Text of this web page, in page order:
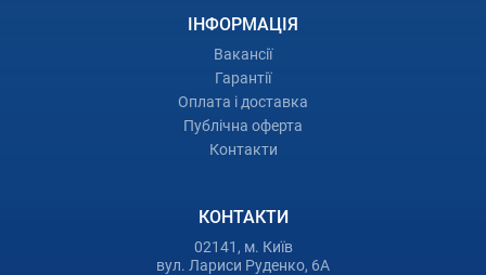
ІНФОРМАЦІЯ
Вакансії
Гарантії
Оплата і доставка
Публічна оферта
Контакти
КОНТАКТИ
02141, м. Київ
вул. Лариси Руденко, 6А